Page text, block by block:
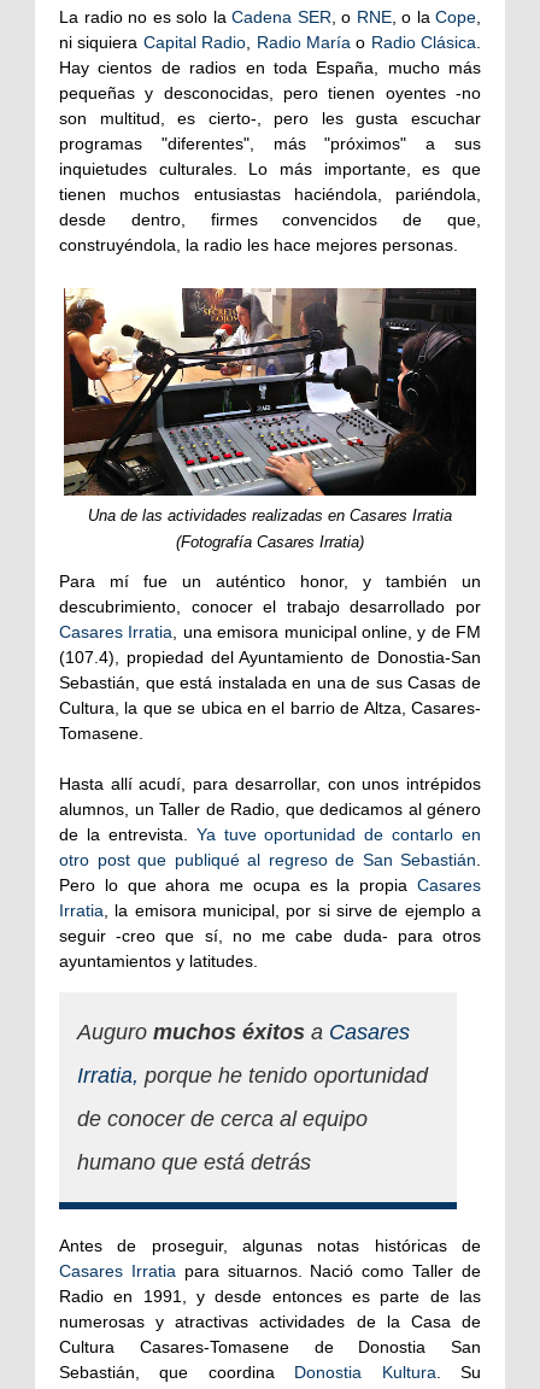
La radio no es solo la Cadena SER, o RNE, o la Cope,
ni siquiera Capital Radio, Radio Maríao Radio Clásica.
Hay cientos de radios en toda España, mucho más
pequeñas y desconocidas, pero tienen oyentes -no
son multitud, es cierto-, pero les gusta escuchar
programas "diferentes", más "próximos" a sus
inquietudes culturales. Lo más importante, es que
tienen muchos entusiastas haciéndola, pariéndola,
desde dentro, firmes convencidos de que,
construyéndola, la radio les hace mejores personas.
Una de las actividades realizadas en Casares Irratia
(Fotografía Casares Irratia)
Para mí fue un auténtico honor, y también un
descubrimiento, conocer el trabajo desarrollado por
Casares Irratia, una emisora municipal online, y de FM
(107.4), propiedad del Ayuntamiento de Donostia-San
Sebastián, que está instalada en una de sus Casas de
Cultura, la que se ubica en el barrio de Altza, Casares-
Tomasene.
Hasta allí acudí, para desarrollar, con unos intrépidos
alumnos, un Taller de Radio, que dedicamos al género
de la entrevista. Ya tuve oportunidad de contarlo en
otro post que publiqué al regreso de San Sebastián.
Pero lo que ahora me ocupa es la propia Casares
Irratia, la emisora municipal, por si sirve de ejemplo a
seguir -creo que sí, no me cabe duda- para otros
ayuntamientos y latitudes.
Auguro muchos éxitos a Casares
Irratia, porque he tenido oportunidad
de conocer de cerca al equipo
humano que está detrás
Antes de proseguir, algunas notas históricas de
Casares Irratiapara situarnos. Nació como Taller de
Radio en 1991, y desde entonces es parte de las
numerosas y atractivas actividades de la Casa de
Cultura Casares-Tomasene de Donostia San
Sebastián, que coordina Donostia Kultura. Su